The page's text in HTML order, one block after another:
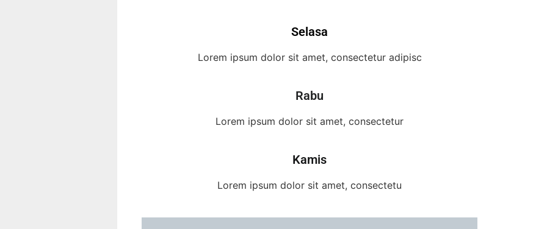
Selasa
Lorem ipsum dolor sit amet, consectetur adipisc
Rabu
Lorem ipsum dolor sit amet, consectetur
Kamis
Lorem ipsum dolor sit amet, consectetu